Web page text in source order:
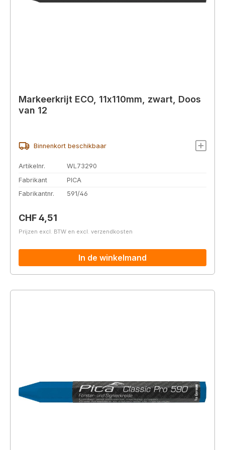
Markeerkrijt ECO, 11x110mm, zwart, Doos
van 12
Binnenkort beschikbaar
Artikelnr.
WL73290
Fabrikant
PICA
Fabrikantnr.
591/46
Normale prijs:
CHF 4,51
Prijzen excl. BTW en excl. verzendkosten
In de winkelmand